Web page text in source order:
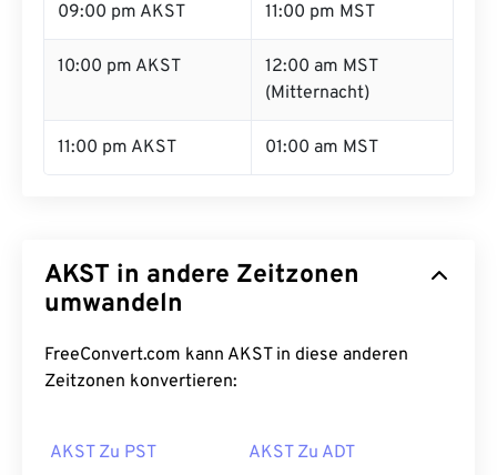
09:00 pm AKST 11:00 pm MST
10:00 pm AKST
12:00 am MST
(Mitternacht)
11:00 pm AKST 01:00 am MST
AKST in andere Zeitzonen
umwandeln
FreeConvert.com kann AKST in diese anderen
Zeitzonen konvertieren:
AKST Zu PST AKST Zu ADT